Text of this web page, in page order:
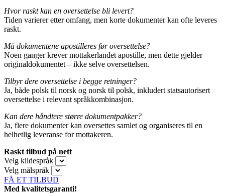
Hvor raskt kan en oversettelse bli levert?
Tiden varierer etter omfang, men korte dokumenter kan ofte leveres
raskt.
Må dokumentene apostilleres før oversettelse?
Noen ganger krever mottakerlandet apostille, men dette gjelder
originaldokumentet – ikke selve oversettelsen.
Tilbyr dere oversettelse i begge retninger?
Ja, både polsk til norsk og norsk til polsk, inkludert statsautorisert
oversettelse i relevant språkkombinasjon.
Kan dere håndtere større dokumentpakker?
Ja, flere dokumenter kan oversettes samlet og organiseres til en
helhetlig leveranse for mottakeren.
Raskt tilbud på nett
Velg kildespråk
Velg målspråk
FÅ ET TILBUD
Med kvalitetsgaranti!